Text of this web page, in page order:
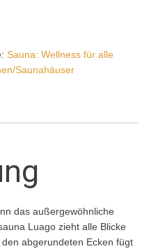
Sauna: Wellness für alle
Saunahäuser
das außergewöhnliche
Luago zieht alle Blicke
abgerundeten Ecken fügt